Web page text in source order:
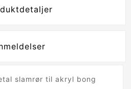
slamrør til akryl bong